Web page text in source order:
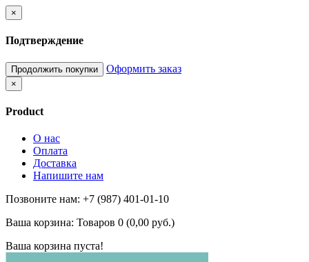
×
Подтверждение
Продолжить покупки Оформить заказ
×
Product
О нас
Оплата
Доставка
Напишите нам
Позвоните нам: +7 (987) 401-01-10
Ваша корзина: Товаров 0 (0,00 руб.)
Ваша корзина пуста!